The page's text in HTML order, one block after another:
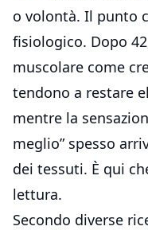
o volontà. Il punto
fisiologico. Dopo
muscolare come
tendono a restare
mentre la
meglio” spesso
dei tessuti. È qui
lettura.
Secondo diverse